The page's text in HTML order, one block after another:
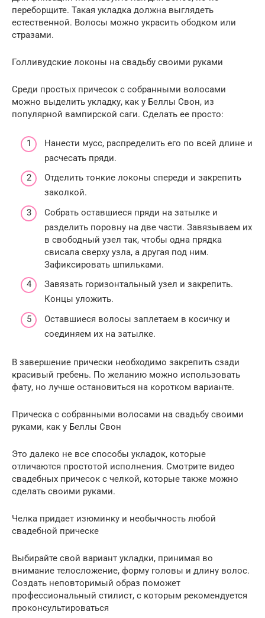
переборщите. Такая укладка должна выглядеть
естественной. Волосы можно украсить ободком или
стразами.
Голливудские локоны на свадьбу своими руками
Среди простых причесок с собранными волосами
можно выделить укладку, как у Беллы Свон, из
популярной вампирской саги. Сделать ее просто:
Нанести мусс, распределить его по всей длине и
расчесать пряди.
Отделить тонкие локоны спереди и закрепить
заколкой.
Собрать оставшиеся пряди на затылке и
разделить поровну на две части. Завязываем их
в свободный узел так, чтобы одна прядка
свисала сверху узла, а другая под ним.
Зафиксировать шпильками.
Завязать горизонтальный узел и закрепить.
Концы уложить.
Оставшиеся волосы заплетаем в косичку и
соединяем их на затылке.
В завершение прически необходимо закрепить сзади
красивый гребень. По желанию можно использовать
фату, но лучше остановиться на коротком варианте.
Прическа с собранными волосами на свадьбу своими
руками, как у Беллы Свон
Это далеко не все способы укладок, которые
отличаются простотой исполнения. Смотрите видео
свадебных причесок с челкой, которые также можно
сделать своими руками.
Челка придает изюминку и необычность любой
свадебной прическе
Выбирайте свой вариант укладки, принимая во
внимание телосложение, форму головы и длину волос.
Создать неповторимый образ поможет
профессиональный стилист, с которым рекомендуется
проконсультироваться